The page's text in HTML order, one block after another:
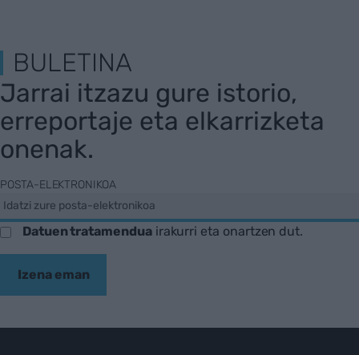
BULETINA
Jarrai itzazu gure istorio,
erreportaje eta elkarrizketa
onenak.
POSTA-ELEKTRONIKOA
Datuen tratamenduairakurri eta onartzen dut.
Izena eman